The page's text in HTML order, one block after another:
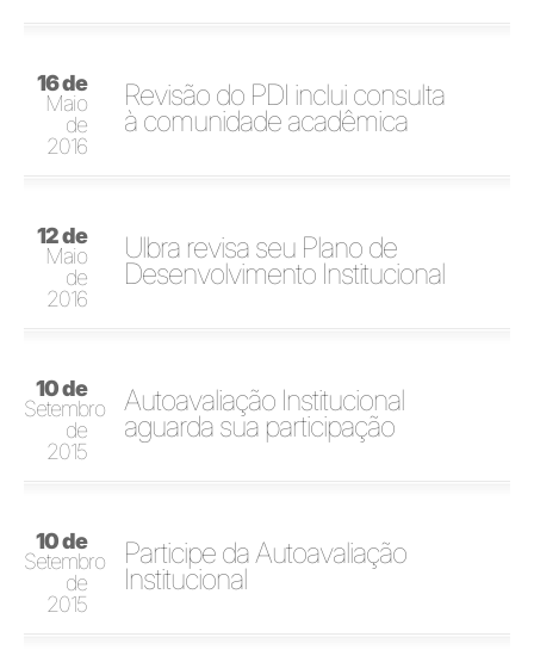
16 de
Maio
de
2016
Revisão do PDI inclui consulta
à comunidade acadêmica
12 de
Maio
de
2016
Ulbra revisa seu Plano de
Desenvolvimento Institucional
10 de
Setembro
de
2015
Autoavaliação Institucional
aguarda sua participação
10 de
Setembro
de
2015
Participe da Autoavaliação
Institucional